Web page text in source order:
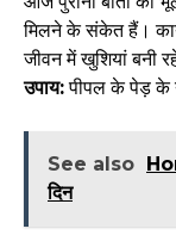
मिलने के संकेत हैं।
जीवन में खुशियां बनी
उपाय:पीपल के पेड़ के
See also
दिन